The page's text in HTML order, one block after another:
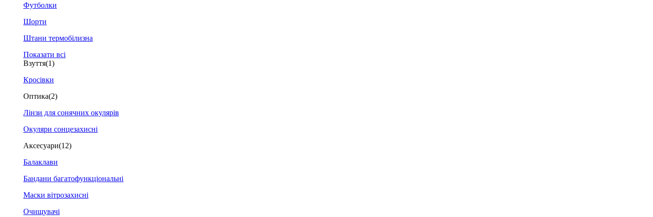
Футболки
Шорти
Штани термобілизна
Показати всі
Взуття(1)
Кросівки
Оптика(2)
Лінзи для сонячних окулярів
Окуляри сонцезахисні
Аксесуари(12)
Балаклави
Бандани багатофункціональні
Маски вітрозахисні
Очищувачі